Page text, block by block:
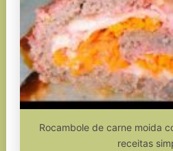
Rocambole de carne moida
receitas